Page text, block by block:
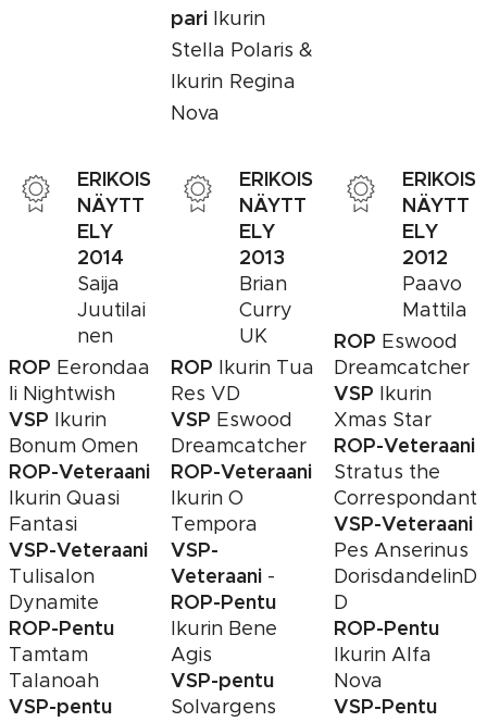
pari Ikurin
Stella Polaris &
Ikurin Regina
Nova
ERIKOIS
NÄYTT
ELY
2014
Saija
Juutilai
nen
ROP Eerondaa
li Nightwish
VSP Ikurin
Bonum Omen
ROP-Veteraani
Ikurin Quasi
Fantasi
VSP-Veteraani
Tulisalon
Dynamite
ROP-Pentu
Tamtam
Talanoah
VSP-pentu
ERIKOIS
NÄYTT
ELY
2013
Brian
Curry
UK
ROP Ikurin Tua
Res VD
VSP Eswood
Dreamcatcher
ROP-Veteraani
Ikurin O
Tempora
VSP-
Veteraani -
ROP-Pentu
Ikurin Bene
Agis
VSP-pentu
Solvargens
ERIKOIS
NÄYTT
ELY
2012
Paavo
Mattila
ROP Eswood
Dreamcatcher
VSP Ikurin
Xmas Star
ROP-Veteraani
Stratus the
Correspondant
VSP-Veteraani
Pes Anserinus
DorisdandelinD
D
ROP-Pentu
Ikurin Alfa
Nova
VSP-Pentu